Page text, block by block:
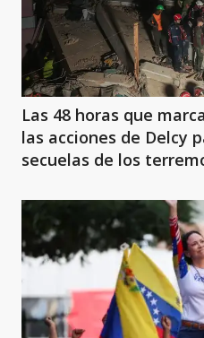
Las 48 horas que
las acciones de Delcy
secuelas de los